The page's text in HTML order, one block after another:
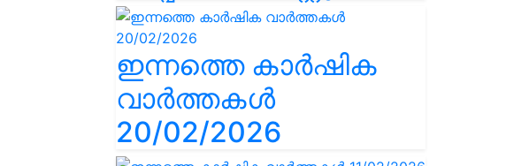
ഇന്നത്തെ കാർഷിക
വാർത്തകൾ
20/02/2026